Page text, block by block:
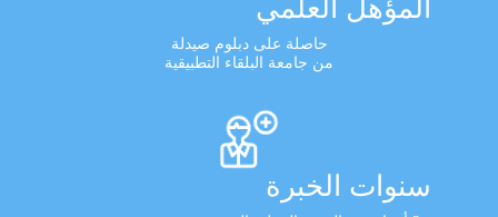
المؤهل العلمي
حاصلة على دبلوم صيدلة
من جامعة البلقاء التطبيقية
سنوات الخبرة